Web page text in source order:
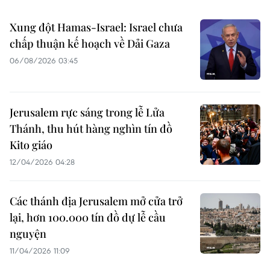
Xung đột Hamas-Israel: Israel chưa
chấp thuận kế hoạch về Dải Gaza
06/08/2026 03:45
Jerusalem rực sáng trong lễ Lửa
Thánh, thu hút hàng nghìn tín đồ
Kito giáo
12/04/2026 04:28
Các thánh địa Jerusalem mở cửa trở
lại, hơn 100.000 tín đồ dự lễ cầu
nguyện
11/04/2026 11:09